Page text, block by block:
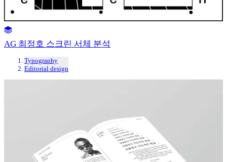
AG 최정호 스크린 서체 분석
Typography
Editorial design